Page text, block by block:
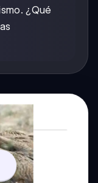
¿Qué